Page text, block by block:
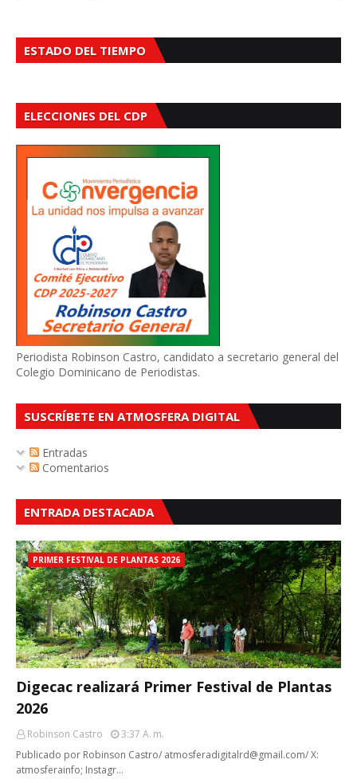
ESTADO DEL TIEMPO
ELECCIONES DEL CDP
Periodista Robinson Castro, candidato a secretario general del
Colegio Dominicano de Periodistas.
SUSCRÍBETE EN ATMOSFERA DIGITAL
Entradas
Comentarios
ENTRADA DESTACADA
PRIMER FESTIVAL DE PLANTAS 2026
Digecac realizará Primer Festival de Plantas
2026
Robinson Castro
3:37 A. M.
Publicado por Robinson Castro/ atmosferadigitalrd@gmail.com/ X:
atmosferainfo; Instagr…